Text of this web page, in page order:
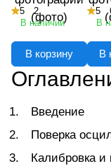
осциллограф
5
2
В наличии
В корзину
5
В
В
Введение
Поверка
Калибровка и